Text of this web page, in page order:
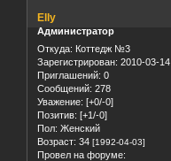
Elly
Администратор
Откуда: Коттедж №3
Зарегистрирован: 2010-03-14
Приглашений: 0
Сообщений: 278
Уважение: [+0/-0]
Позитив: [+1/-0]
Пол: Женский
Возраст: 34 [1992-04-03]
Провел на форуме: